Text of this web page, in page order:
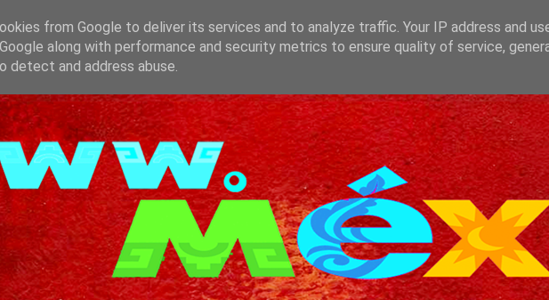
from Google to deliver its services and to analyze traffic. Your IP address and
along with performance and security metrics to ensure quality of service,
detect and address abuse.